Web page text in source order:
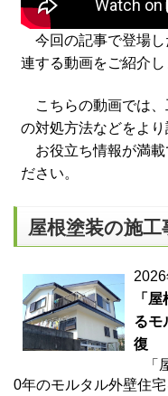
今回の記事で登場し
連する動画をご紹介し
こちらの動画では、
の対処方法などをより
お役立ち情報が満載
ださい。
屋根塗装の施
「
るモ
復
「
0年のモルタル外壁住